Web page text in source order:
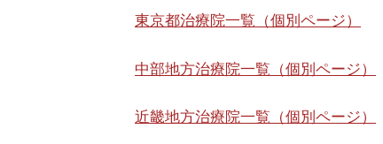
東京都治療院一覧（個別ページ）
中部地方治療院一覧（個別ページ）
近畿地方治療院一覧（個別ページ）